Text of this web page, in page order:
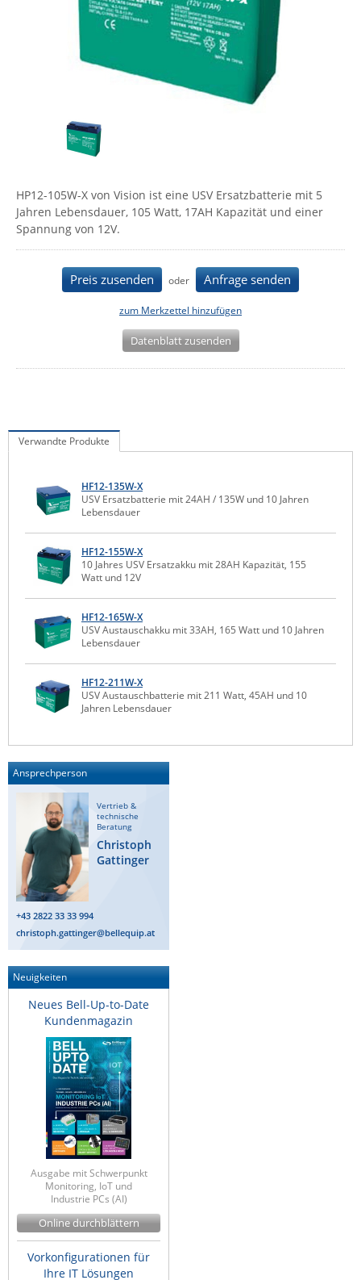
Energiemessung
Energieverteilung
IP, WLAN & GSM Sensorik
IoT - Internet of Things
IPC, Industrielle Netzwerktechnik & WLAN
Industrielle Netzwerktechnik / Kommunikation
Wi-Fi - WLAN - Wireless
IT Netzwerktechnik / Kommunikation
Serverräume
RMA / Rücksendung / Support
Comet System
CompleTech
Contemporary Controls
Fokus Technologies
Gefen
Gude
Guntermann & Drunck
Kerlink
KVM TEC
Legrand
LigoWave
Milesight
Moxa
Netio
Panorama Antennas
PatchSee
Power Kingdom
Poynting
Raritan
Riello UPS
Server Technology
Siretta
SIRIO Antenne
Sunbird
Tactical Software
TEKTELIC
Teltonika
Unwired Networks
Vision
WATTECO
Westermo
Yuasa
ZPE Systems
News zu unseren Herstellern
HP12-105W-X von Vision ist eine USV Ersatzbatterie mit 5
Jahren Lebensdauer, 105 Watt, 17AH Kapazität und einer
Spannung von 12V.
Preis zusenden oder Anfrage senden
zum Merkzettel hinzufügen
Datenblatt zusenden
Verwandte Produkte
HF12-135W-X
USV Ersatzbatterie mit 24AH / 135W und 10 Jahren
Lebensdauer
HF12-155W-X
10 Jahres USV Ersatzakku mit 28AH Kapazität, 155
Watt und 12V
HF12-165W-X
USV Austauschakku mit 33AH, 165 Watt und 10 Jahren
Lebensdauer
HF12-211W-X
USV Austauschbatterie mit 211 Watt, 45AH und 10
Jahren Lebensdauer
Ansprechperson
Vertrieb &
technische
Beratung
Christoph
Gattinger
+43 2822 33 33 994
christoph.gattinger@bellequip.at
Neuigkeiten
Neues Bell-Up-to-Date
Kundenmagazin
Ausgabe mit Schwerpunkt
Monitoring, IoT und
Industrie PCs (AI)
Online durchblättern
Vorkonfigurationen für
Ihre IT Lösungen